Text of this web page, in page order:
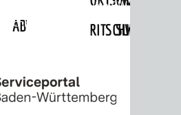
ABWASSERBESEITIGUNG
RITSCHWEIER
SULZBACH
UND
TAGESORDNUNG
PROJEKTE
Dienstleistungen Service BW